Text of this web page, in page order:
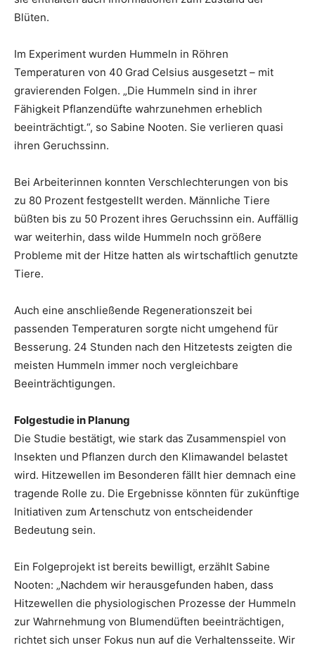
Blüten.
Im Experiment wurden Hummeln in Röhren
Temperaturen von 40 Grad Celsius ausgesetzt – mit
gravierenden Folgen. „Die Hummeln sind in ihrer
Fähigkeit Pflanzendüfte wahrzunehmen erheblich
beeinträchtigt.“, so Sabine Nooten. Sie verlieren quasi
ihren Geruchssinn.
Bei Arbeiterinnen konnten Verschlechterungen von bis
zu 80 Prozent festgestellt werden. Männliche Tiere
büßten bis zu 50 Prozent ihres Geruchssinn ein. Auffällig
war weiterhin, dass wilde Hummeln noch größere
Probleme mit der Hitze hatten als wirtschaftlich genutzte
Tiere.
Auch eine anschließende Regenerationszeit bei
passenden Temperaturen sorgte nicht umgehend für
Besserung. 24 Stunden nach den Hitzetests zeigten die
meisten Hummeln immer noch vergleichbare
Beeinträchtigungen.
Folgestudie in Planung
Die Studie bestätigt, wie stark das Zusammenspiel von
Insekten und Pflanzen durch den Klimawandel belastet
wird. Hitzewellen im Besonderen fällt hier demnach eine
tragende Rolle zu. Die Ergebnisse könnten für zukünftige
Initiativen zum Artenschutz von entscheidender
Bedeutung sein.
Ein Folgeprojekt ist bereits bewilligt, erzählt Sabine
Nooten: „Nachdem wir herausgefunden haben, dass
Hitzewellen die physiologischen Prozesse der Hummeln
zur Wahrnehmung von Blumendüften beeinträchtigen,
richtet sich unser Fokus nun auf die Verhaltensseite. Wir